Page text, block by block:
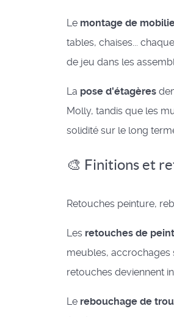
Le montage de
tables, chaises...
de jeu dans les
La pose d'étagères
Molly, tandis que les
solidité sur le long
🎨 Finitions et
Retouches peinture,
Les retouches de
meubles, accrochages
retouches deviennent
Le rebouchage de